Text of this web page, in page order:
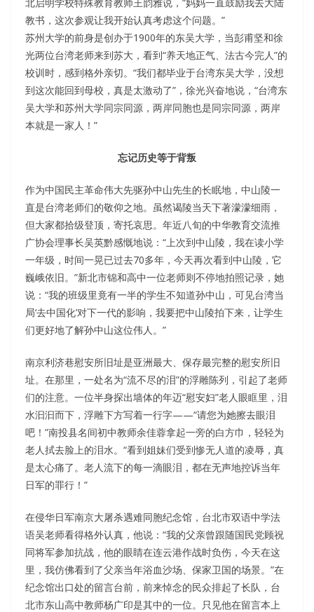
教书，这次参观让我开始认真考虑这个问题。”
苏州大学的前身是创办于1900年的东吴大学，当彭甫坚和徐
光两位台湾老师来到苏大，看到“养天地正气、法古今完人”的
校训时，感到格外亲切。“我们都毕业于台湾东吴大学，没想
到这次能回到母校，真是太激动了”，徐光兴奋地说，“台湾东
吴大学和苏州大学同宗同源，两岸同胞也是同宗同源，两岸
本就是一家人！”
忘记历史等于背叛
作为中国民主革命伟大先驱孙中山先生的长眠地，中山陵一
直是台湾老师们的敬仰之地。虽然谒陵当天下著濛濛细雨，
但大家都拾级登顶，寄托哀思。年近八旬的中华教育交流推
广协会理事长吴英黔感慨地说：“上次到中山陵，我在读小学
一年级，时间一晃已过去70多年，今天再次看到中山陵，它
巍峨依旧。”新北市锦和高中一位老师则不停地拍照记录，她
说：“我的班级里竟有一半的学生不知道孙中山，可见台湾当
局‘去中国化’对下一代的影响，我要把中山陵拍下来，让学生
们更好地了解孙中山这位伟人。”
南京利济巷慰安所旧址是亚洲最大、保存最完整的慰安所旧
址。在那里，一处名为“流不尽的泪”的浮雕陈列，引起了老师
们的注意。一位半身探出墙体的年迈“慰安妇”老人眼眶里，泪
水汩汩而下，浮雕下方写着一行字——“请您为她擦去眼泪
吧！”南投县名间初中教师余佳蓉拿起一旁的白方巾，轻轻为
老人拭去脸上的泪水。“看到姐妹们受到惨无人道的凌辱，真
是太心痛了。老人流下的每一滴眼泪，都在无声地控诉当年
日军的罪行！”
在侵华日军南京大屠杀遇难同胞纪念馆，台北市双语中学法
语吴老师看得格外认真，他说：“我的父亲曾跟随国民党顾祝
同将军参加抗战，他的眼睛在连云港作战时负伤，今天在这
里，我仿佛看到了父亲当年浴血沙场、保家卫国的场景。”在
纪念馆出口处的留言台前，前来悼念的民众排起了长队，台
北市东山高中教师杨广印是其中的一位。只见他在留言本上